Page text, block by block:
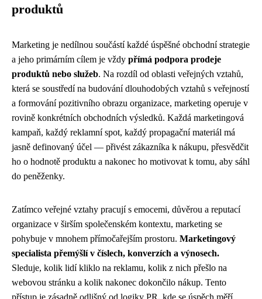
produktů
Marketing je nedílnou součástí každé úspěšné obchodní strategie
a jeho primárním cílem je vždy přímá podpora prodeje
produktů nebo služeb. Na rozdíl od oblasti veřejných vztahů,
která se soustředí na budování dlouhodobých vztahů s veřejností
a formování pozitivního obrazu organizace, marketing operuje v
rovině konkrétních obchodních výsledků. Každá marketingová
kampaň, každý reklamní spot, každý propagační materiál má
jasně definovaný účel — přivést zákazníka k nákupu, přesvědčit
ho o hodnotě produktu a nakonec ho motivovat k tomu, aby sáhl
do peněženky.
Zatímco veřejné vztahy pracují s emocemi, důvěrou a reputací
organizace v širším společenském kontextu, marketing se
pohybuje v mnohem přímočařejším prostoru. Marketingový
specialista přemýšlí v číslech, konverzích a výnosech.
Sleduje, kolik lidí kliklo na reklamu, kolik z nich přešlo na
webovou stránku a kolik nakonec dokončilo nákup. Tento
přístup je zásadně odlišný od logiky PR, kde se úspěch měří